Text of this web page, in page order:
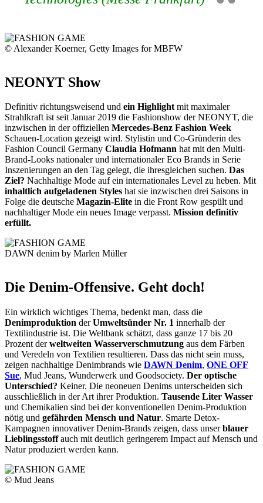
© Alexander Koerner, Getty Images for MBFW
NEONYT Show
Definitiv richtungsweisend und ein Highlightmit maximaler
Strahlkraft ist seit Januar 2019 die Fashionshow der NEONYT, die
inzwischen in der offiziellen Mercedes-Benz Fashion Week
Schauen-Location gezeigt wird. Stylistin und Co-Gründerin des
Fashion Council Germany Claudia Hofmann hat mit den Multi-
Brand-Looks nationaler und internationaler Eco Brands in Serie
Inszenierungen an den Tag gelegt, die ihresgleichen suchen. Das
Ziel? Nachhaltige Mode auf ein internationales Level zu heben. Mit
inhaltlich aufgeladenen Styles hat sie inzwischen drei Saisons in
Folge die deutsche Magazin-Elite in die Front Row gespült und
nachhaltiger Mode ein neues Image verpasst. Mission definitiv
erfüllt.
DAWN denim by Marlen Müller
Die Denim-Offensive. Geht doch!
Ein wirklich wichtiges Thema, bedenkt man, dass die
Denimproduktion derUmweltsünder Nr. 1 innerhalb der
Textilindustrie ist. Die Weltbank schätzt, dass ganze 17 bis 20
Prozent derweltweiten Wasserverschmutzung aus dem Färben
und Veredeln von Textilien resultieren. Dass das nicht sein muss,
zeigen nachhaltige Denimbrands wie DAWN Denim, ONE OFF
Sue, Mud Jeans, Wunderwerk und Goodsociety. Der optische
Unterschied? Keiner. Die neoneuen Denims unterscheiden sich
ausschließlich in der Art ihrer Produktion. Tausende Liter Wasser
und Chemikalien sind bei der konventionellen Denim-Produktion
nötig und gefährden Mensch und Natur. Smarte Detox-
Kampagnen innovativer Denim-Brands zeigen, dass unserblauer
Lieblingsstoffauch mit deutlich geringerem Impact auf Mensch und
Natur produziert werden kann.
© Mud Jeans